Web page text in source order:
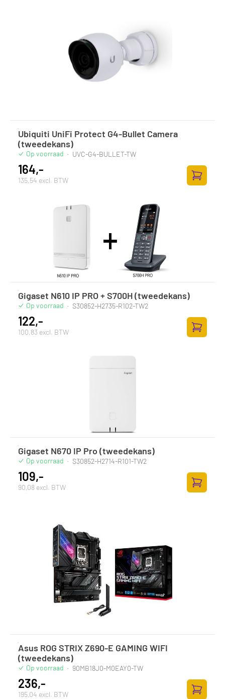
Ubiquiti UniFi Protect G4-Bullet Camera
(tweedekans)
Op voorraad · UVC-G4-BULLET-TW
164,-
135,54 excl. BTW
Zum
Gigaset N610 IP PRO + S700H (tweedekans)
Op voorraad · S30852-H2735-R102-TW2
122,-
100,83 excl. BTW
Zum
Gigaset N670 IP Pro (tweedekans)
Op voorraad · S30852-H2714-R101-TW2
109,-
90,08 excl. BTW
Zum
Asus ROG STRIX Z690-E GAMING WIFI
(tweedekans)
Op voorraad · 90MB18J0-M0EAY0-TW
236,-
195,04 excl. BTW